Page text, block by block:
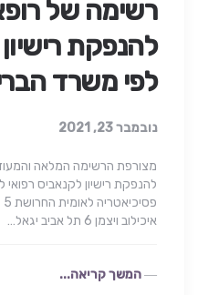
רשימה של
להנפקת
לפי משרד
נובמבר 23, 2021
מצורפת הרשימה המלאה
להנפקת רישיון לקנאביס רפואי
איכילוב ויצמן 6 תל אביב יגאל…
המשך קריאה...